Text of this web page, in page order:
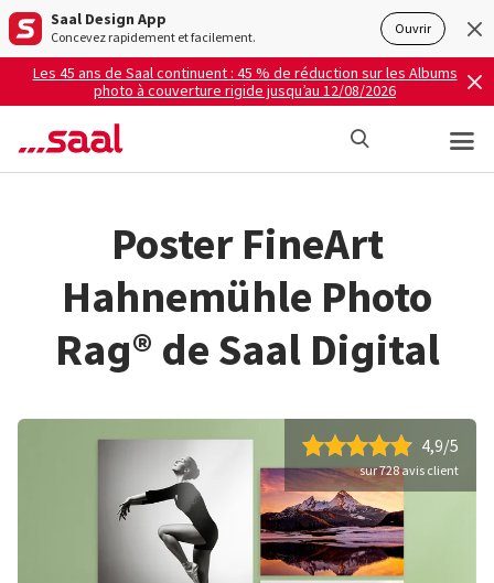
Saal Design App
Concevez rapidement et facilement. Ouvrir
Les 45 ans de Saal continuent : 45 % de réduction sur les Albums
photo à couverture rigide jusqu’au 12/08/2026
Poster FineArt
Hahnemühle Photo
Rag® de Saal Digital
4,9/5
sur 728 avis client